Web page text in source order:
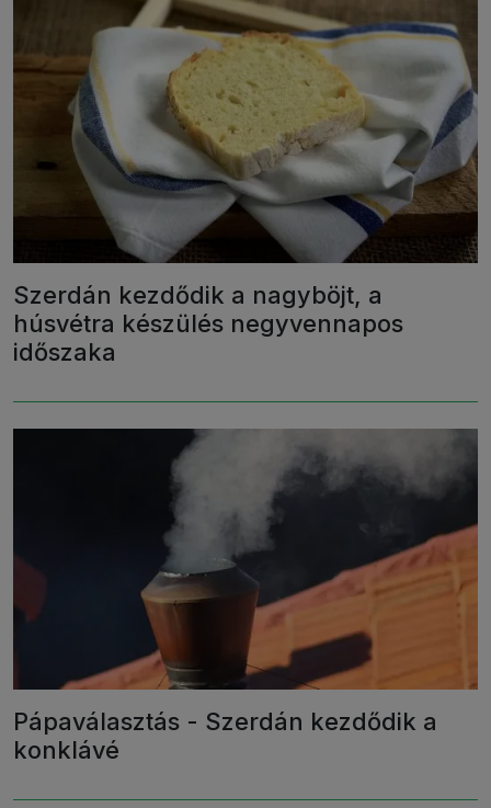
Szerdán kezdődik a nagyböjt, a
húsvétra készülés negyvennapos
időszaka
Pápaválasztás - Szerdán kezdődik a
konklávé